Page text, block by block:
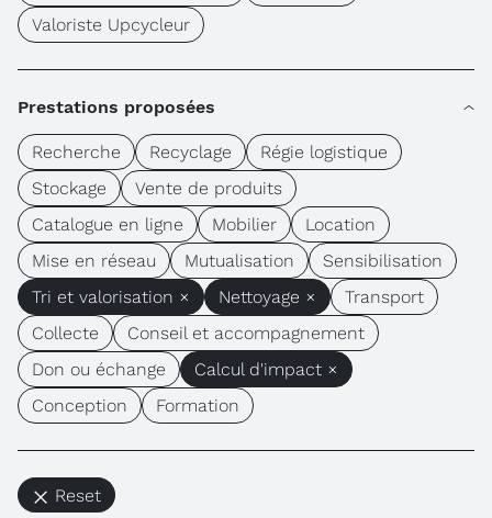
Valoriste Upcycleur
Prestations proposées
Recherche Recyclage
Régie logistique
Stockage
Vente de produits
Catalogue en ligne
Mobilier
Location
Mise en réseau
Mutualisation
Sensibilisation
Tri et valorisation ×
Nettoyage ×
Transport
Collecte
Conseil et accompagnement
Don ou échange
Calcul d'impact ×
Conception
Formation
Reset